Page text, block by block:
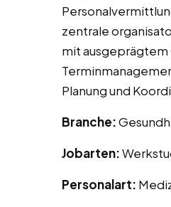
zentrale
mit ausgeprägtem
Planung und
Branche:
Jobarten:
Personalart: